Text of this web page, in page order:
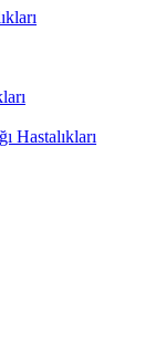
Hastalıkları